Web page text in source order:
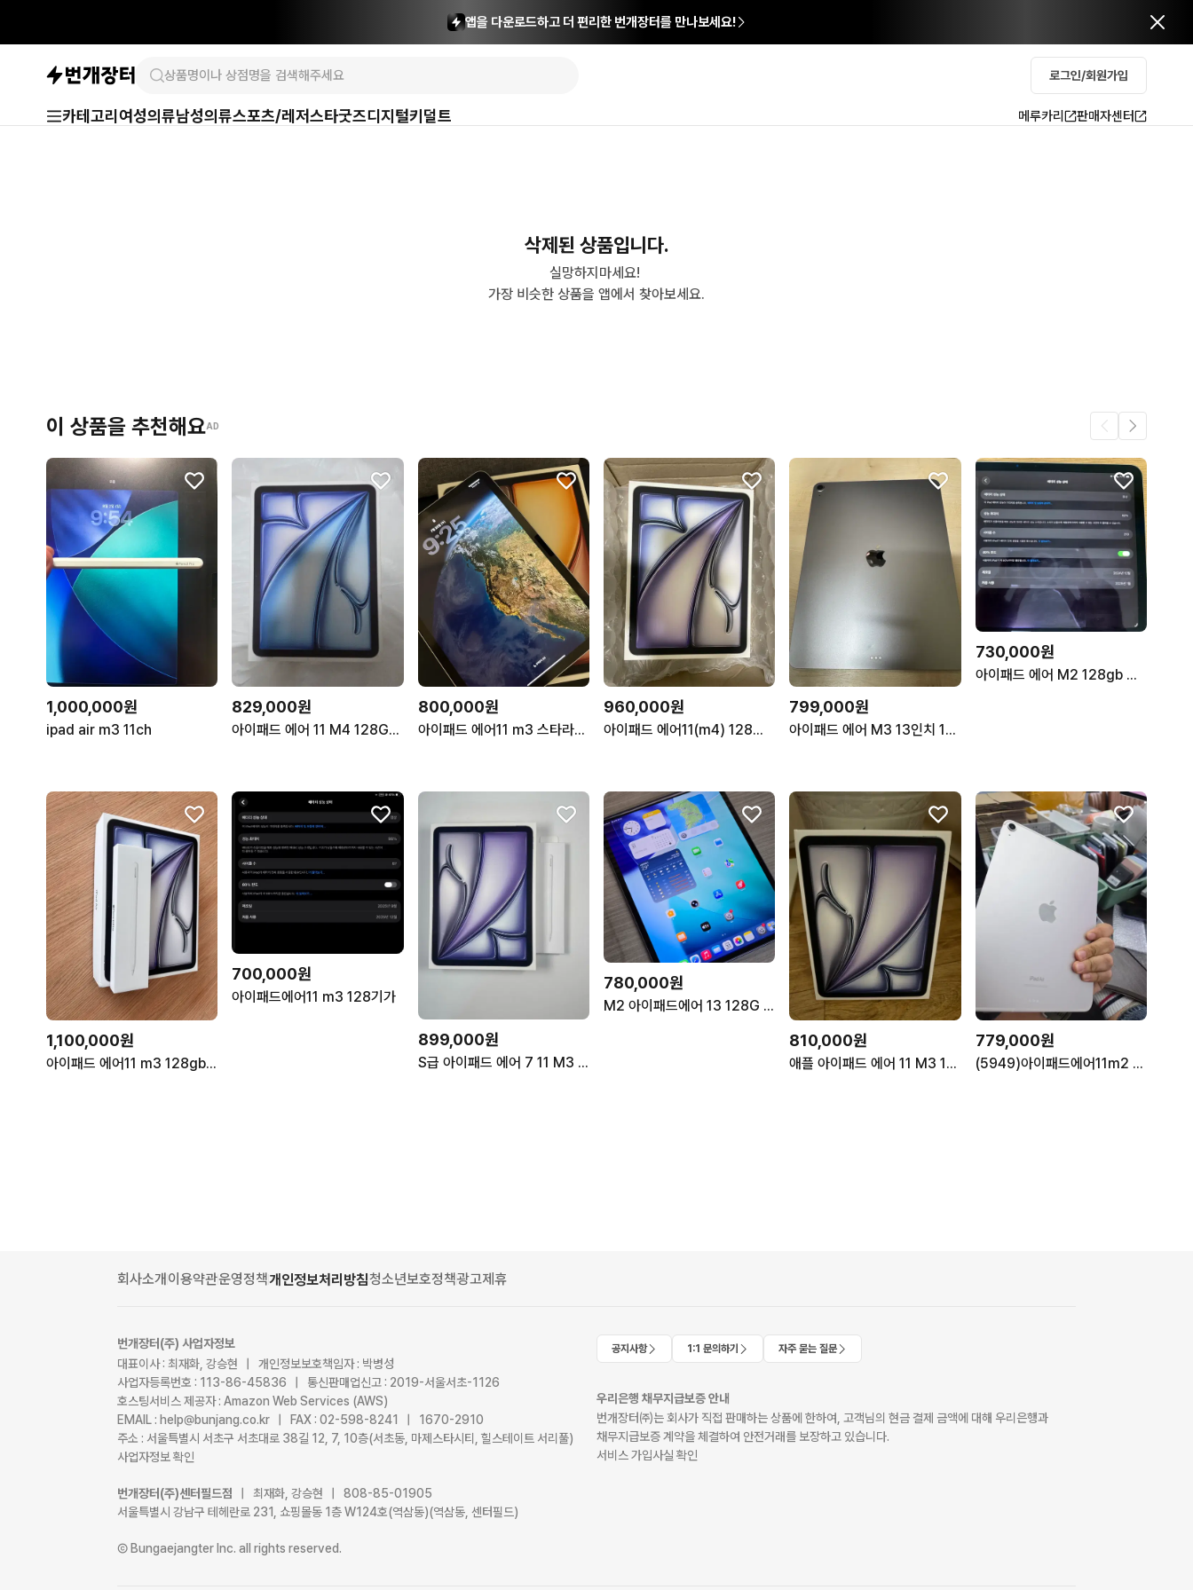
앱을 다운로드하고 더 편리한 번개장터를 만나보세요!
로그인/회원가입
카테고리 여성의류남성의류스포츠/레저스타굿즈디지털키덜트 메루카리 판매자센터
삭제된 상품입니다.
실망하지마세요!
가장 비슷한 상품을 앱에서 찾아보세요.
이 상품을 추천해요AD
1,000,000원
ipad air m3 11ch
829,000원
아이패드 에어 11 M4 128GB WIFI +케이스
800,000원
아이패드 에어11 m3 스타라이트 민트급
960,000원
아이패드 에어11(m4) 128기가 (새상품)
799,000원
아이패드 에어 M3 13인치 128GB 스그 배터리 효율 99퍼
730,000원
아이패드 에어 M2 128gb 셀룰러 모델
1,100,000원
아이패드 에어11 m3 128gb 배터리성능 100%
700,000원
아이패드에어11 m3 128기가
899,000원
S급 아이패드 에어 7 11 M3 128GB 스크 + 펜슬프로
780,000원
M2 아이패드에어 13 128G WIFI MV273KH/A 배터리 100프로 상태최상
810,000원
애플 아이패드 에어 11 M3 128GB 스페이스 그레이
779,000원
(5949)아이패드에어11m2 128gb 5g+와이파이 판매
회사소개이용약관운영정책개인정보처리방침청소년보호정책광고제휴
번개장터(주) 사업자정보
대표이사 : 최재화, 강승현 | 개인정보보호책임자 : 박병성
사업자등록번호 : 113-86-45836 | 통신판매업신고 : 2019-서울서초-1126
호스팅서비스 제공자 : Amazon Web Services (AWS)
EMAIL : help@bunjang.co.kr | FAX : 02-598-8241 | 1670-2910
주소 : 서울특별시 서초구 서초대로 38길 12, 7, 10층(서초동, 마제스타시티, 힐스테이트 서리풀)
사업자정보 확인
번개장터(주)센터필드점
| 최재화, 강승현 | 808-85-01905
서울특별시 강남구 테헤란로 231, 쇼핑몰동 1층 W124호(역삼동)(역삼동, 센터필드)
Ⓒ Bungaejangter Inc. all rights reserved.
공지사항 1:1 문의하기 자주 묻는 질문
우리은행 채무지급보증 안내
번개장터㈜는 회사가 직접 판매하는 상품에 한하여, 고객님의 현금 결제 금액에 대해 우리은행과
채무지급보증 계약을 체결하여 안전거래를 보장하고 있습니다.
서비스 가입사실 확인